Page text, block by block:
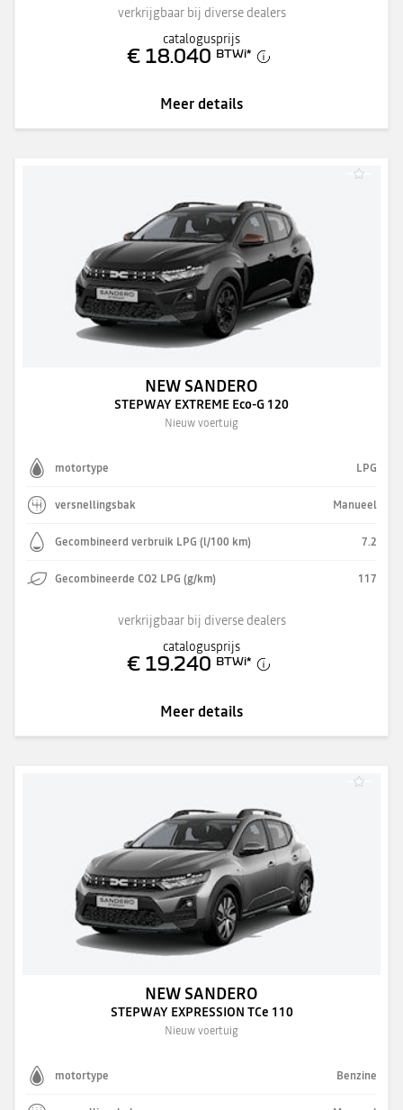
verkrijgbaar bij diverse dealers
catalogusprijs
€ 18.040 BTWi*
Meer details
NEW SANDERO
STEPWAY EXTREME Eco-G 120
Nieuw voertuig
motortype LPG
versnellingsbak Manueel
Gecombineerd verbruik LPG (l/100 km) 7.2
Gecombineerde CO2 LPG (g/km) 117
verkrijgbaar bij diverse dealers
catalogusprijs
€ 19.240 BTWi*
Meer details
NEW SANDERO
STEPWAY EXPRESSION TCe 110
Nieuw voertuig
motortype Benzine